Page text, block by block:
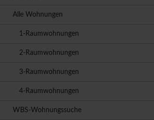
Alle Wohnungen
1-Raumwohnungen
2-Raumwohnungen
3-Raumwohnungen
4-Raumwohnungen
WBS-Wohnungssuche